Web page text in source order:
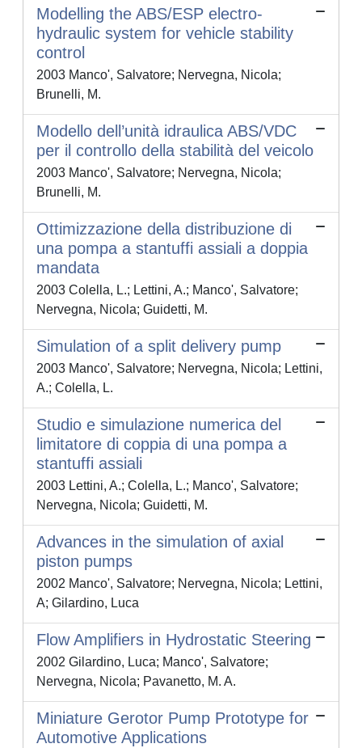
Modelling the ABS/ESP electro-
hydraulic system for vehicle stability
control
2003 Manco', Salvatore; Nervegna, Nicola;
Brunelli, M.
Modello dell’unità idraulica ABS/VDC
per il controllo della stabilità del veicolo
2003 Manco', Salvatore; Nervegna, Nicola;
Brunelli, M.
Ottimizzazione della distribuzione di
una pompa a stantuffi assiali a doppia
mandata
2003 Colella, L.; Lettini, A.; Manco', Salvatore;
Nervegna, Nicola; Guidetti, M.
Simulation of a split delivery pump
2003 Manco', Salvatore; Nervegna, Nicola; Lettini,
A.; Colella, L.
Studio e simulazione numerica del
limitatore di coppia di una pompa a
stantuffi assiali
2003 Lettini, A.; Colella, L.; Manco', Salvatore;
Nervegna, Nicola; Guidetti, M.
Advances in the simulation of axial
piston pumps
2002 Manco', Salvatore; Nervegna, Nicola; Lettini,
A; Gilardino, Luca
Flow Amplifiers in Hydrostatic Steering
2002 Gilardino, Luca; Manco', Salvatore;
Nervegna, Nicola; Pavanetto, M. A.
Miniature Gerotor Pump Prototype for
Automotive Applications